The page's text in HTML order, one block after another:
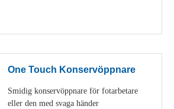
One Touch Konservöppnare
Smidig konservöppnare för fotarbetare
eller den med svaga händer